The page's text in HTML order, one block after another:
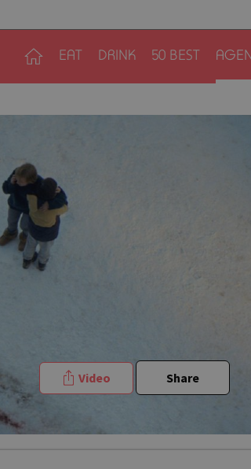
EAT DRINK 50 BEST
Video Share